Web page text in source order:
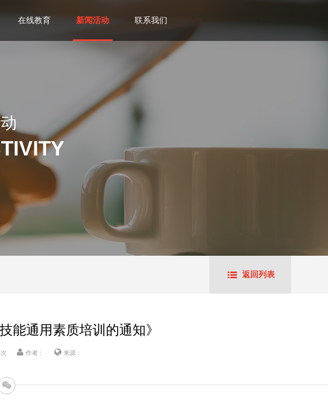
在线教育 新闻活动 联系我们
返回列表
能通用素质培训的通知》
作者： 来源：